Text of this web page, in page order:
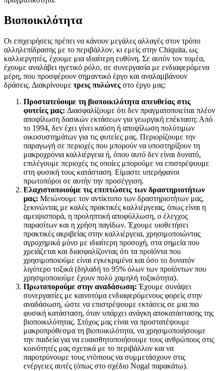
Βιοποικιλότητα
Οι επιχειρήσεις πρέπει να κάνουν μεγάλες αλλαγές στον τρόπο
αλληλεπίδρασης με το περιβάλλον, κι εμείς στην Chiquita, ως
καλλιεργητές, έχουμε μια ιδιαίτερη ευθύνη. Σε αυτόν τον τομέα,
έχουμε αναλάβει ηγετικό ρόλο, σε συνεργασία με ενδιαφερόμενα
μέρη, που προσφέρουν σημαντικό έργο και αναλαμβάνουν
δράσεις. Διακρίνουμε τρεις πυλώνες στο έργο μας:
Προστατεύουμε τη βιοποικιλότητα απευθείας στις
φυτείες μας: Διασφαλίζουμε ότι δεν πραγματοποιείται πλέον
αποψίλωση δασικών εκτάσεων για γεωργική επέκταση: Από
το 1994, δεν έχει γίνει καύση ή αποψίλωση πολύτιμων
οικοσυστημάτων για τις φυτείες μας. Περιορίζουμε την
παραγωγή σε περιοχές που μπορούν να υποστηρίξουν τη
μακροχρόνια καλλιέργεια ή, όπου αυτό δεν είναι δυνατό,
επιλέγουμε περιοχές τις οποίες μπορούμε να επιστρέψουμε
στη φυσική τους κατάσταση. Είμαστε υπερήφανοι
πρωτοπόροι σε αυτήν την προσέγγιση.
Ελαχιστοποιούμε τις επιπτώσεις των δραστηριοτήτων
μας: Μειώνουμε τον αντίκτυπο των δραστηριοτήτων μας,
ξεκινώντας με καλές πρακτικές καλλιέργειας, όπως είναι η
αμειψισπορά, η προληπτική αποφύλλωση, ο έλεγχος
παρασίτων και η χρήση παγίδων. Έχουμε υιοθετήσει
πρακτικές ακριβείας στην καλλιέργεια, χρησιμοποιώντας
αγροχημικά μόνο με ιδιαίτερη προσοχή, στα σημεία που
χρειάζεται και διασφαλίζοντας ότι τα προϊόντα που
χρησιμοποιούμε είναι εγκεκριμένα και όσο το δυνατόν
λιγότερο τοξικά (δηλαδή το 95% όλων των προϊόντων που
χρησιμοποιούμε έχουν πολύ χαμηλή τοξικότητα).
Πρωτοπορούμε στην αναδάσωση:Έχουμε συνάψει
συνεργασίες με καινοτόμα ενδιαφερόμενους φορείς στην
αναδάσωση, ώστε να επιστρέψουμε εκτάσεις σε μια πιο
φυσική κατάσταση, όταν υπάρχει ανάγκη αποκατάστασης της
βιοποικιλότητας. Στόχος μας είναι να προστατέψουμε
μακροπρόθεσμα τη βιοποικιλότητα, να χρησιμοποιήσουμε
την παιδεία για να ευαισθητοποιήσουμε τους ανθρώπους στις
κοινότητές μας σχετικά με το περιβάλλον και να
παροτρύνουμε τους ντόπιους να συμμετάσχουν στις
ενέργειες αυτές (όπως στο σχέδιο Nogal παρακάτω).